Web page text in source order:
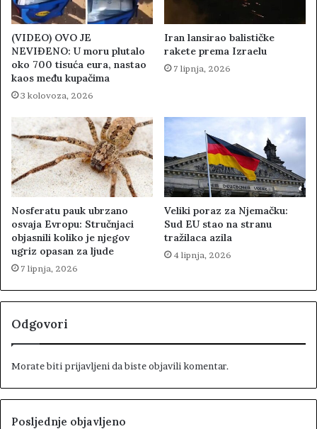
(VIDEO) OVO JE
NEVIĐENO: U moru plutalo
oko 700 tisuća eura, nastao
kaos među kupačima
3 kolovoza, 2026
Iran lansirao balističke
rakete prema Izraelu
7 lipnja, 2026
Nosferatu pauk ubrzano
osvaja Evropu: Stručnjaci
objasnili koliko je njegov
ugriz opasan za ljude
7 lipnja, 2026
Veliki poraz za Njemačku:
Sud EU stao na stranu
tražilaca azila
4 lipnja, 2026
Odgovori
Morate biti prijavljeni da biste objavili komentar.
Posljednje objavljeno